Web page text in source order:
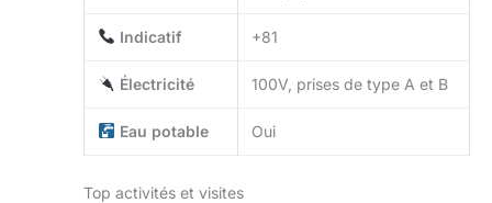
Indicatif +81
Électricité 100V, prises de type A et B
Eau potable Oui
Top activités et visites